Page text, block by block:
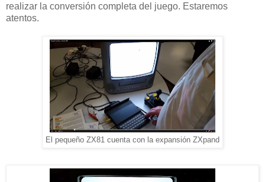
realizar la conversión completa del juego. Estaremos
atentos.
El pequeño ZX81 cuenta con la expansión ZXpand